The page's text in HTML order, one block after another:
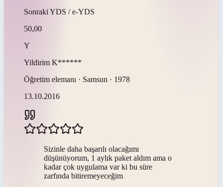
Sonraki YDS / e-YDS
50,00
Y
Yildirim K******
Öğretim elemanı · Samsun · 1978
13.10.2016
Sizinle daha başarılı olacağımı
düşünüyorum, 1 aylık paket aldım ama o
kadar çok uygulama var ki bu süre
zarfında bitiremeyeceğim